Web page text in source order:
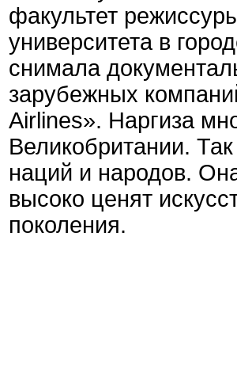
факультет
университета в
снимала
зарубежных
Airlines». Наргиза
Великобритании.
наций и народов.
высоко ценят
поколения.